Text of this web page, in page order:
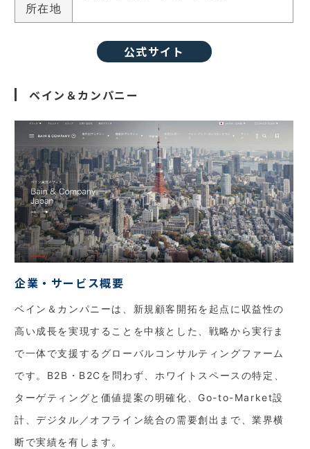
所在地
公式サイト
ベイン＆カンパニー
企業・サービス概要
ベイン＆カンパニーは、新規顧客開拓を起点に収益性の
高い成長を実現することを中核とした、戦略から実行ま
で一体で支援するグローバルコンサルティングファーム
です。B2B・B2Cを問わず、ホワイトスペースの特定、
ターゲティングと価値提案の明確化、Go-to-Market設
計、デジタル／オフライン統合の需要創出まで、業界横
断で実績を有します。